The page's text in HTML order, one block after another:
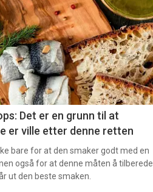
Det er en grunn til at
er ville etter denne retten
bare for at den smaker godt med en
også for at denne måten å tilberede
ut den beste smaken.